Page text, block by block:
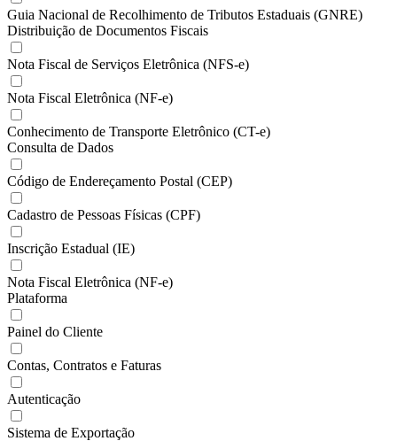
Guia Nacional de Recolhimento de Tributos Estaduais (GNRE)
Distribuição de Documentos Fiscais
Nota Fiscal de Serviços Eletrônica (NFS-e)
Nota Fiscal Eletrônica (NF-e)
Conhecimento de Transporte Eletrônico (CT-e)
Consulta de Dados
Código de Endereçamento Postal (CEP)
Cadastro de Pessoas Físicas (CPF)
Inscrição Estadual (IE)
Nota Fiscal Eletrônica (NF-e)
Plataforma
Painel do Cliente
Contas, Contratos e Faturas
Autenticação
Sistema de Exportação